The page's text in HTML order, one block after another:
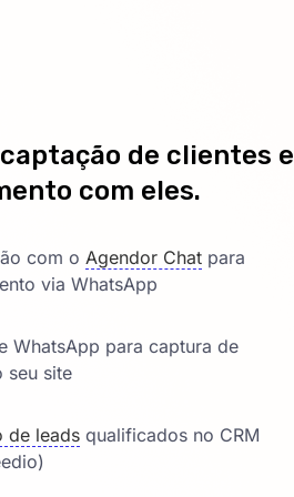
de clientes
com eles.
com o Agendor Chat para
via WhatsApp
WhatsApp para captura de
seu site
de leads qualificados no CRM